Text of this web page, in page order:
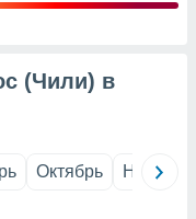
(Чили) в
Октябрь Ноябрь